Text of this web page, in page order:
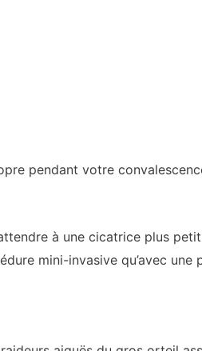
pendant votre
à une cicatrice plus
mini-invasive qu’avec une